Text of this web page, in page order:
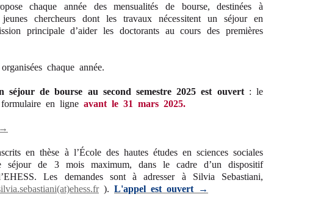
chaque année des mensualités de bourse, destinées à
chercheurs dont les travaux nécessitent un séjour en
principale d’aider les doctorants au cours des premières
chaque année.
de bourse au second semestre 2025 est ouvert : le
en ligne avant le 31 mars 2025.
en thèse à l’École des hautes études en sciences sociales
séjour de 3 mois maximum, dans le cadre d’un dispositif
Les demandes sont à adresser à Silvia Sebastiani,
). L'appel est ouvert →